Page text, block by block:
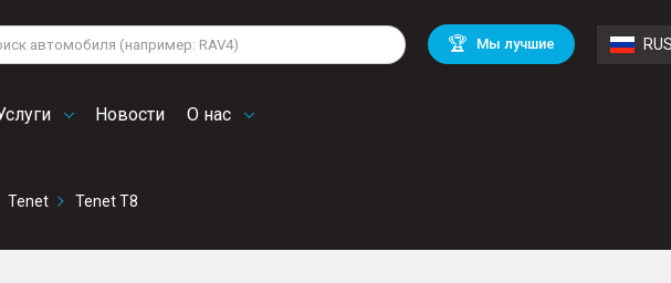
🏆 Мы лучшие RUS
Новости О нас
Volkswagen
Mitsubishi BMW
Audi
Chevrolet Volvo
Tenet Tenet T8